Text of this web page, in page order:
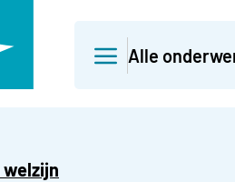
Alle
welzijn